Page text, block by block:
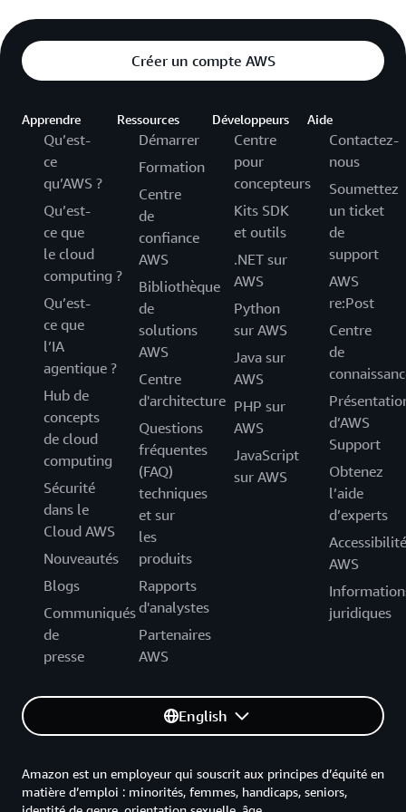
Créer un compte AWS
Apprendre
Qu’est-
ce
qu’AWS ?
Qu’est-
ce que
le cloud
computing ?
Qu’est-
ce que
l’IA
agentique ?
Hub de
concepts
de cloud
computing
Sécurité
dans le
Cloud AWS
Nouveautés
Blogs
Communiqués
de
presse
Ressources
Démarrer
Formation
Centre
de
confiance
AWS
Bibliothèque
de
solutions
AWS
Centre
d'architecture
Questions
fréquentes
(FAQ)
techniques
et sur
les
produits
Rapports
d'analystes
Partenaires
AWS
Développeurs
Centre
pour
concepteurs
Kits SDK
et outils
.NET sur
AWS
Python
sur AWS
Java sur
AWS
PHP sur
AWS
JavaScript
sur AWS
Aide
Contactez-
nous
Soumettez
un ticket
de
support
AWS
re:Post
Centre
de
d’AWS
Support
Obtenez
l’aide
d’experts
Accessibilité
AWS
juridiques
English
Amazon est un employeur qui souscrit aux principes d’équité en
matière d’emploi : minorités, femmes, handicaps, seniors,